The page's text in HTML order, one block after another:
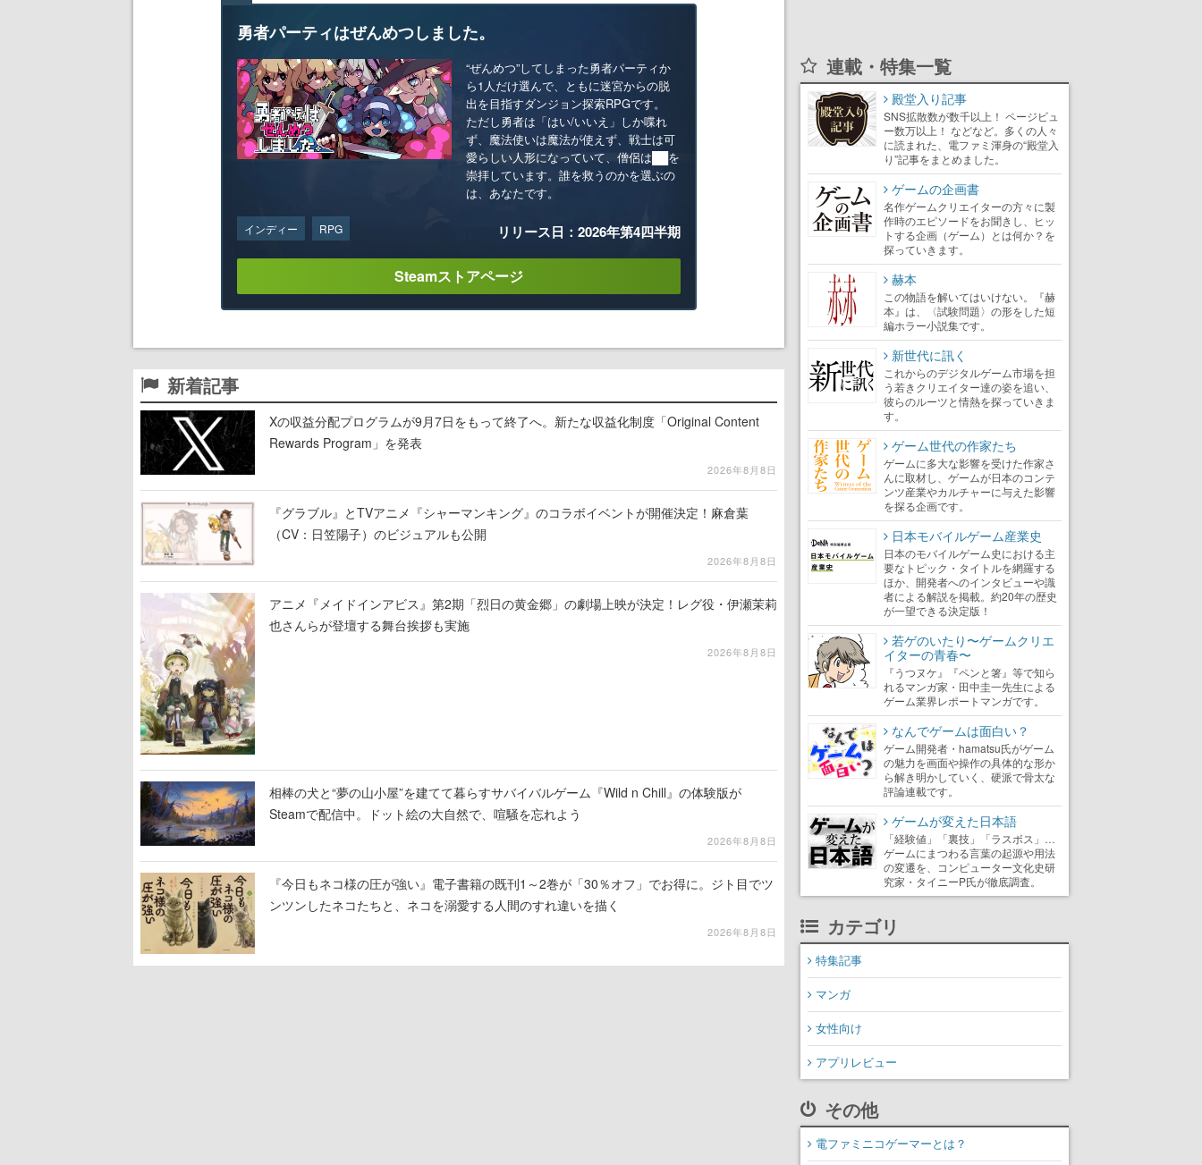
勇者パーティはぜんめつしました。
“ぜんめつ”してしまった勇者パーティか
ら1人だけ選んで、ともに迷宮からの脱
出を目指すダンジョン探索RPGです。
ただし勇者は「はい/いいえ」しか喋れ
ず、魔法使いは魔法が使えず、戦士は可
愛らしい人形になっていて、僧侶は██を
崇拝しています。誰を救うのかを選ぶの
は、あなたです。
インディー RPG リリース日：2026年第4四半期
Steamストアページ
新着記事
Xの収益分配プログラムが9月7日をもって終了へ。新たな収益化制度「Original Content
Rewards Program」を発表
2026年8月8日
『グラブル』とTVアニメ『シャーマンキング』のコラボイベントが開催決定！麻倉葉
（CV：日笠陽子）のビジュアルも公開
2026年8月8日
アニメ『メイドインアビス』第2期「烈日の黄金郷」の劇場上映が決定！レグ役・伊瀬茉莉
也さんらが登壇する舞台挨拶も実施
2026年8月8日
相棒の犬と“夢の山小屋”を建てて暮らすサバイバルゲーム『Wild n Chill』の体験版が
Steamで配信中。ドット絵の大自然で、喧騒を忘れよう
2026年8月8日
『今日もネコ様の圧が強い』電子書籍の既刊1～2巻が「30％オフ」でお得に。ジト目でツ
ンツンしたネコたちと、ネコを溺愛する人間のすれ違いを描く
2026年8月8日
連載・特集一覧
殿堂入り記事
SNS拡散数が数千以上！ ページビュ
ー数万以上！ などなど。多くの人々
に読まれた、電ファミ渾身の“殿堂入
り”記事をまとめました。
ゲームの企画書
名作ゲームクリエイターの方々に製
作時のエピソードをお聞きし、ヒッ
トする企画（ゲーム）とは何か？を
探っていきます。
赫本
この物語を解いてはいけない。『赫
本』は、〈試験問題〉の形をした短
編ホラー小説集です。
新世代に訊く
これからのデジタルゲーム市場を担
う若きクリエイター達の姿を追い、
彼らのルーツと情熱を探っていきま
す。
ゲーム世代の作家たち
ゲームに多大な影響を受けた作家さ
んに取材し、ゲームが日本のコンテ
ンツ産業やカルチャーに与えた影響
を探る企画です。
日本モバイルゲーム産業史
日本のモバイルゲーム史における主
要なトピック・タイトルを網羅する
ほか、開発者へのインタビューや識
者による解説を掲載。約20年の歴史
が一望できる決定版！
若ゲのいたり〜ゲームクリエ
イターの青春〜
『うつヌケ』『ペンと箸』等で知ら
れるマンガ家・田中圭一先生による
ゲーム業界レポートマンガです。
なんでゲームは面白い？
ゲーム開発者・hamatsu氏がゲーム
の魅力を画面や操作の具体的な形か
ら解き明かしていく、硬派で骨太な
評論連載です。
ゲームが変えた日本語
「経験値」「裏技」「ラスボス」…
ゲームにまつわる言葉の起源や用法
の変遷を、コンピューター文化史研
究家・タイニーP氏が徹底調査。
カテゴリ
特集記事
マンガ
女性向け
アプリレビュー
その他
電ファミニコゲーマーとは？